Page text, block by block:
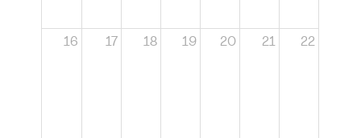
16 17 18 19 20 21 22